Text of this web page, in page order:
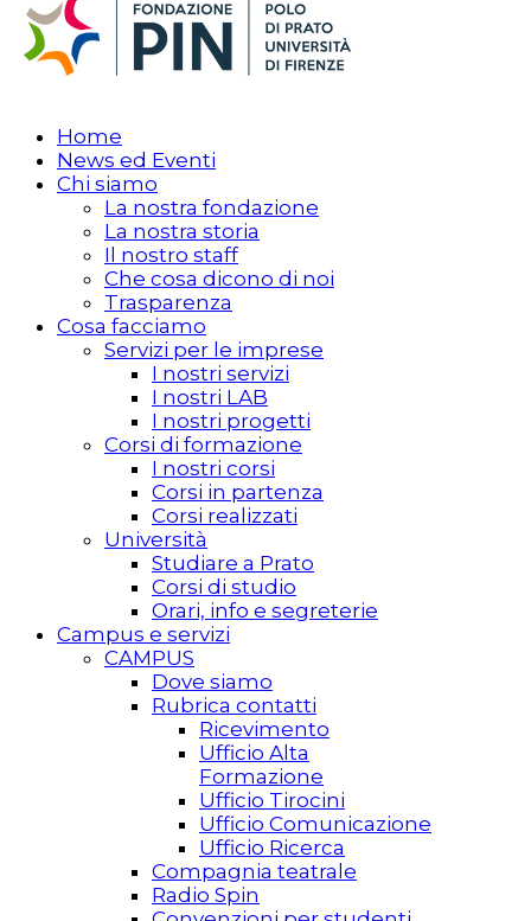
Home
News ed Eventi
Chi siamo
La nostra fondazione
La nostra storia
Il nostro staff
Che cosa dicono di noi
Trasparenza
Cosa facciamo
Servizi per le imprese
I nostri servizi
I nostri LAB
I nostri progetti
Corsi di formazione
I nostri corsi
Corsi in partenza
Corsi realizzati
Università
Studiare a Prato
Corsi di studio
Orari, info e segreterie
Campus e servizi
CAMPUS
Dove siamo
Rubrica contatti
Ricevimento
Ufficio Alta
Formazione
Ufficio Tirocini
Ufficio Comunicazione
Ufficio Ricerca
Compagnia teatrale
Radio Spin